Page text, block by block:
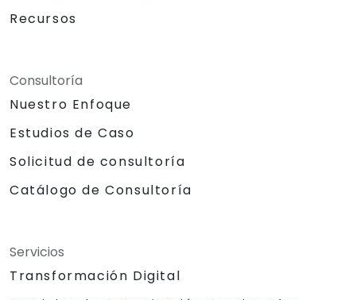
Recursos
Consultoría
Nuestro Enfoque
Estudios de Caso
Solicitud de consultoría
Catálogo de Consultoría
Servicios
Transformación Digital